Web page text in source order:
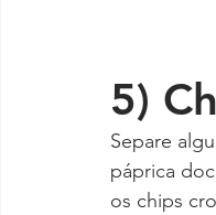
5)
Separe
páprica
os chips